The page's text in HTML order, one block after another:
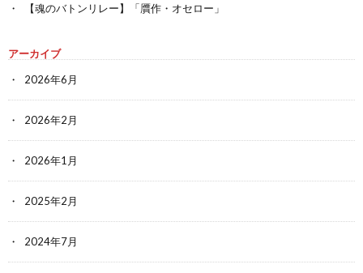
【魂のバトンリレー】「贋作・オセロー」
アーカイブ
2026年6月
2026年2月
2026年1月
2025年2月
2024年7月